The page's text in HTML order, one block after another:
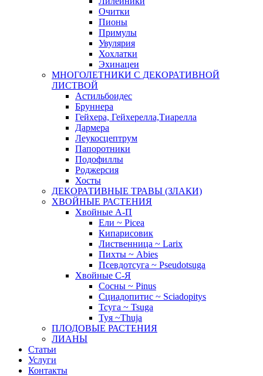
Очитки
Пионы
Примулы
Увулярия
Хохлатки
Эхинацеи
МНОГОЛЕТНИКИ С ДЕКОРАТИВНОЙ
ЛИСТВОЙ
Астильбоидес
Бруннера
Гейхера, Гейхерелла,Тиарелла
Дармера
Леукосцептрум
Папоротники
Подофиллы
Роджерсия
Хосты
ДЕКОРАТИВНЫЕ ТРАВЫ (ЗЛАКИ)
ХВОЙНЫЕ РАСТЕНИЯ
Хвойные А-П
Ели ~ Picea
Кипарисовик
Лиственница ~ Larix
Пихты ~ Abies
Псевдотсуга ~ Pseudotsuga
Хвойные С-Я
Сосны ~ Pinus
Сциадопитис ~ Sciadopitys
Тсуга ~ Tsuga
Туя ~Thuja
ПЛОДОВЫЕ РАСТЕНИЯ
ЛИАНЫ
Статьи
Услуги
Контакты